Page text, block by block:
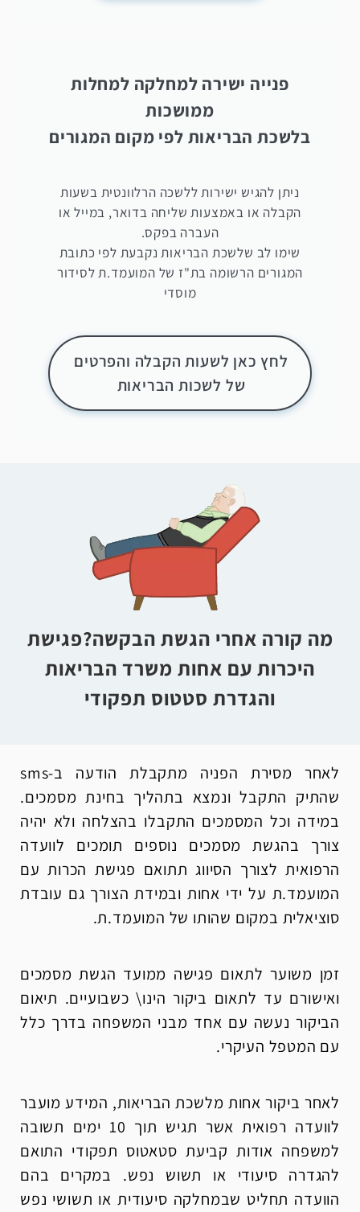
פנייה ישירה למחלקה למחלות
ממושכות
בלשכת הבריאות לפי מקום המגורים
ניתן להגיש ישירות ללשכה הרלוונטית בשעות
הקבלה או באמצעות שליחה בדואר, במייל או
העברה בפקס.
שימו לב שלשכת הבריאות נקבעת לפי כתובת
המגורים הרשומה בת"ז של המועמד.ת לסידור
מוסדי
לחץ כאן לשעות הקבלה והפרטים
של לשכות הבריאות
מה קורה אחרי הגשת הבקשה?פגישת
היכרות עם אחות משרד הבריאות
והגדרת סטטוס תפקודי
לאחר מסירת הפניה מתקבלת הודעה ב-sms
שהתיק התקבל ונמצא בתהליך בחינת מסמכים.
במידה וכל המסמכים התקבלו בהצלחה ולא יהיה
צורך בהגשת מסמכים נוספים תומכים לוועדה
הרפואית לצורך הסיווג תתואם פגישת הכרות עם
המועמד.ת על ידי אחות ובמידת הצורך גם עובדת
סוציאלית במקום שהותו של המועמד.ת.
זמן משוער לתאום פגישה ממועד הגשת מסמכים
ואישורם עד לתאום ביקור הינו\ כשבועיים. תיאום
הביקור נעשה עם אחד מבני המשפחה בדרך כלל
עם המטפל העיקרי.
לאחר ביקור אחות מלשכת הבריאות, המידע מועבר
לוועדה רפואית אשר תגיש תוך 10 ימים תשובה
למשפחה אודות קביעת סטאטוס תפקודי התואם
להגדרה סיעודי או תשוש נפש. במקרים בהם
הוועדה תחליט שבמחלקה סיעודית או תשושי נפש